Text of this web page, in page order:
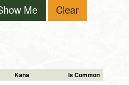
Me Clear
Kana Is Common